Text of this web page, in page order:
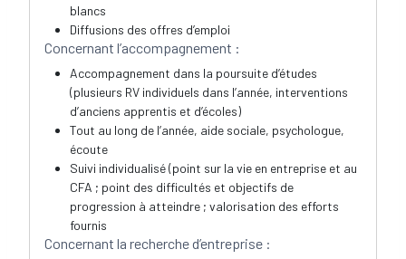
blancs
Diffusions des offres d’emploi
Concernant l’accompagnement :
Accompagnement dans la poursuite d’études
(plusieurs RV individuels dans l’année, interventions
d’anciens apprentis et d’écoles)
Tout au long de l’année, aide sociale, psychologue,
écoute
Suivi individualisé (point sur la vie en entreprise et au
CFA ; point des difficultés et objectifs de
progression à atteindre ; valorisation des efforts
fournis
Concernant la recherche d’entreprise :